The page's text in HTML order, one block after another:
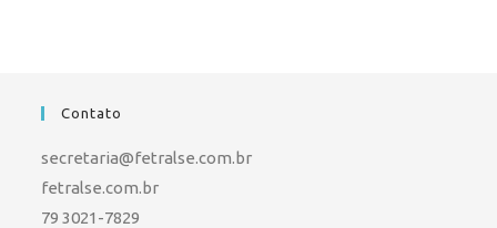
Contato
secretaria@fetralse.com.br
fetralse.com.br
79 3021-7829